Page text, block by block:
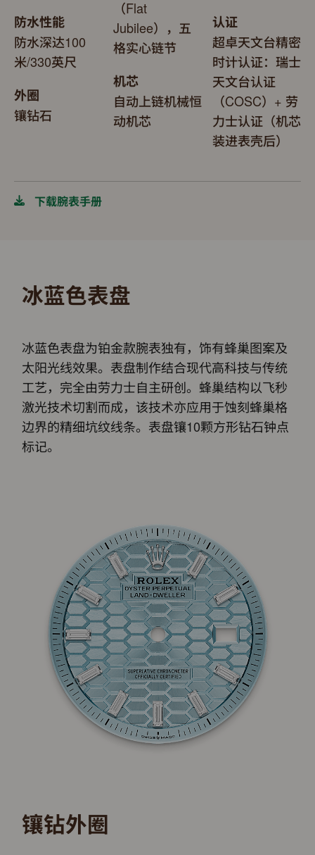
防水性能
防水深达100
米/330英尺
外圈
镶钻石
（Flat
Jubilee），五
格实心链节
机芯
自动上链机械恒
动机芯
认证
超卓天文台精密
时计认证：瑞士
天文台认证
（COSC）+ 劳
力士认证（机芯
装进表壳后）
下载腕表手册
冰蓝色表盘
冰蓝色表盘为铂金款腕表独有，饰有蜂巢图案及
太阳光线效果。表盘制作结合现代高科技与传统
工艺，完全由劳力士自主研创。蜂巢结构以飞秒
激光技术切割而成，该技术亦应用于蚀刻蜂巢格
边界的精细坑纹线条。表盘镶10颗方形钻石钟点
标记。
镶钻外圈